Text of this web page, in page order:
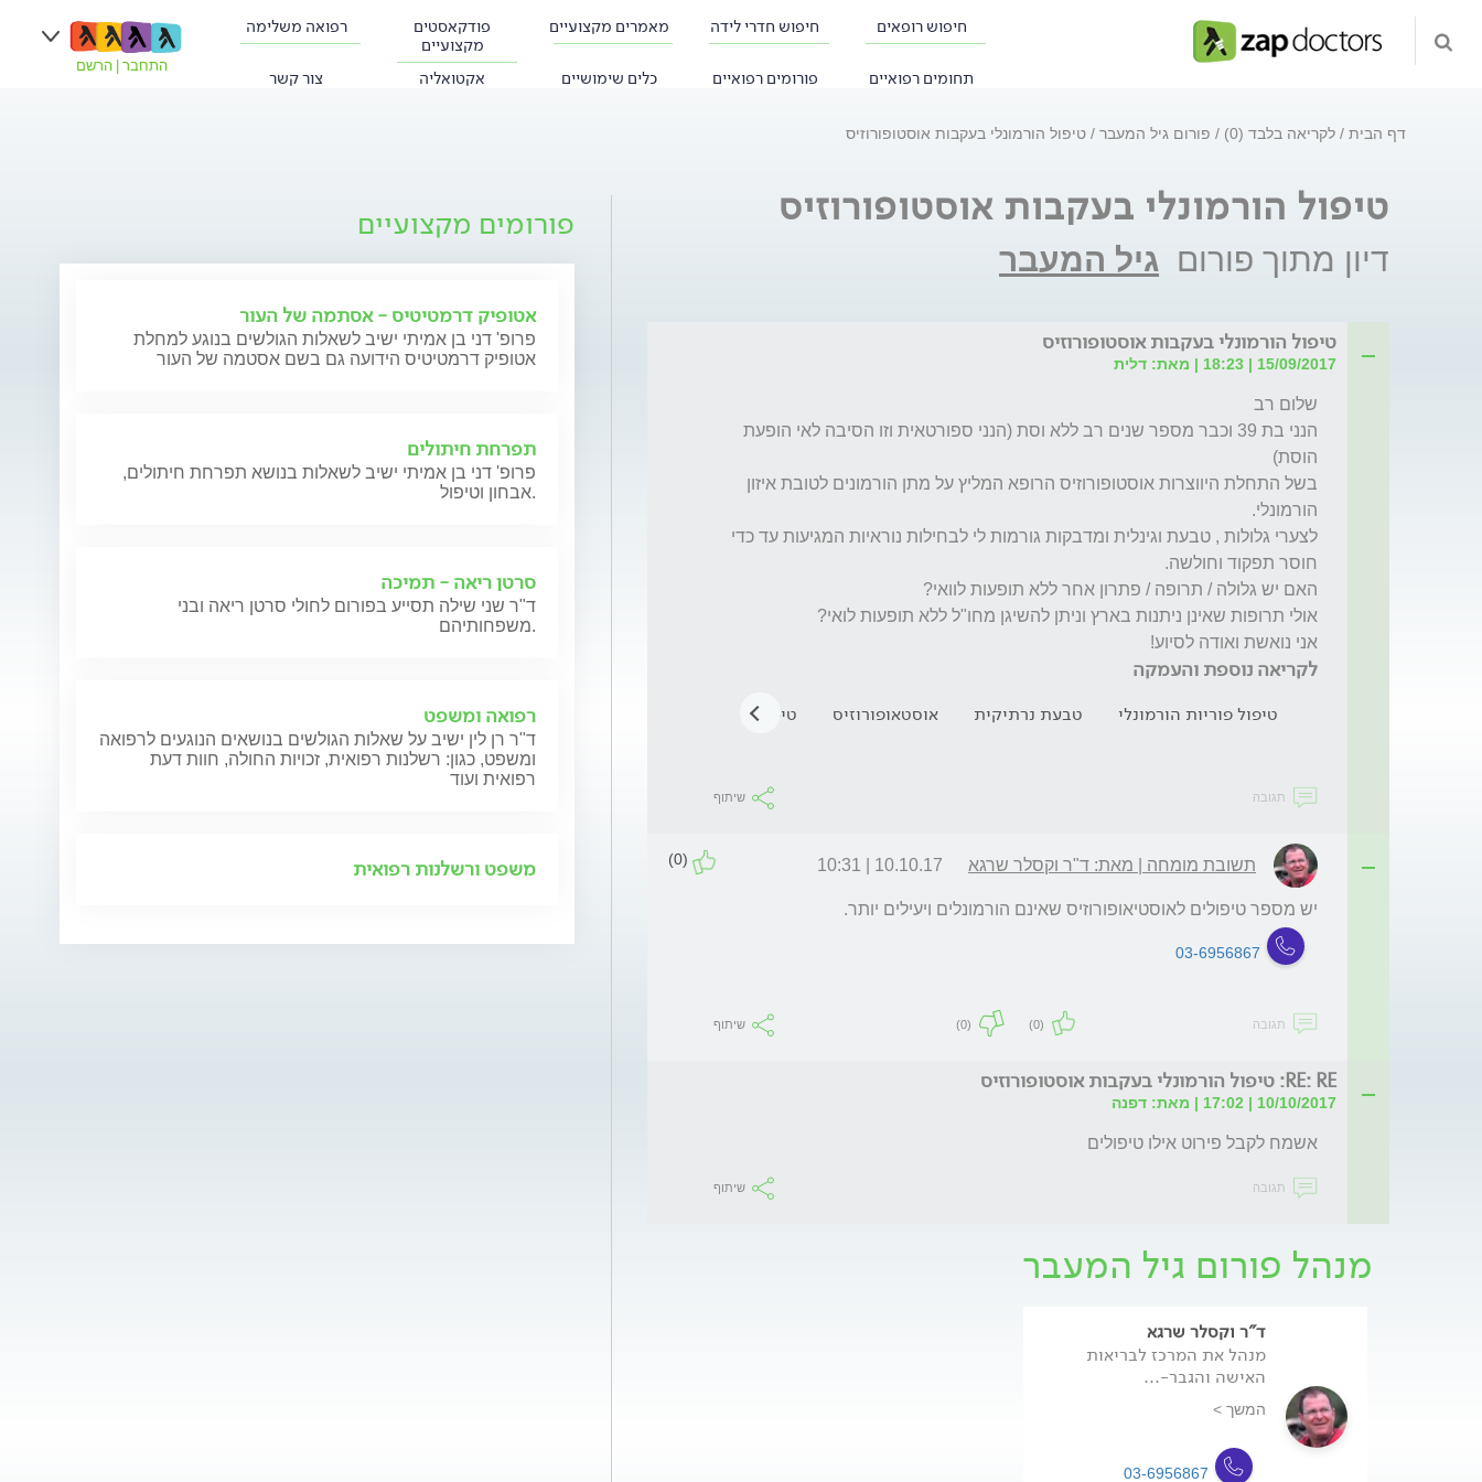
חיפוש רופאים חיפוש חדרי לידה מאמרים מקצועיים
פודקאסטים
מקצועיים
רפואה משלימה
תחומים רפואיים פורומים רפואיים כלים שימושיים אקטואליה צור קשר
התחבר הרשם
דף הבית לקריאה בלבד (0) פורום גיל המעבר טיפול הורמונלי בעקבות אוסטופורוזיס
טיפול הורמונלי בעקבות אוסטופורוזיס
דיון מתוך פורום גיל המעבר
טיפול הורמונלי בעקבות אוסטופורוזיס
15/09/2017 | 18:23 | מאת: דלית
אני נואשת ואודה לסיוע!
לקריאה נוספת והעמקה
טיפול פוריות הורמונלי טבעת נרתיקית אוסטאופורוזיס טיפול הורמונלי
תגובה שיתוף
תשובת מומחה | מאת: ד"ר וקסלר שרגא 10.10.17 | 10:31
(0)
יש מספר טיפולים לאוסטיאופורוזיס שאינם הורמונלים ויעילים יותר.
03-6956867
תגובה (0)
(0) שיתוף
RE: RE: טיפול הורמונלי בעקבות אוסטופורוזיס
10/10/2017 | 17:02 | מאת: דפנה
אשמח לקבל פירוט אילו טיפולים
תגובה שיתוף
מנהל פורום גיל המעבר
ד"ר וקסלר שרגא
מנהל את המרכז לבריאות
האישה והגבר-...
המשך >
03-6956867
פורומים מקצועיים
אטופיק דרמטיטיס - אסתמה של העור
פרופ' דני בן אמיתי ישיב לשאלות הגולשים בנוגע למחלת
אטופיק דרמטיטיס הידועה גם בשם אסטמה של העור
תפרחת חיתולים
פרופ' דני בן אמיתי ישיב לשאלות בנושא תפרחת חיתולים,
אבחון וטיפול.
סרטן ריאה - תמיכה
ד"ר שני שילה תסייע בפורום לחולי סרטן ריאה ובני
משפחותיהם.
רפואה ומשפט
ד"ר רן לין ישיב על שאלות הגולשים בנושאים הנוגעים לרפואה
ומשפט, כגון: רשלנות רפואית, זכויות החולה, חוות דעת
רפואית ועוד
משפט ורשלנות רפואית